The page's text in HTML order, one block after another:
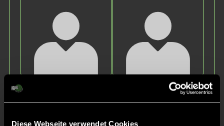
Diese Webseite verwendet Cookies
Benedikt